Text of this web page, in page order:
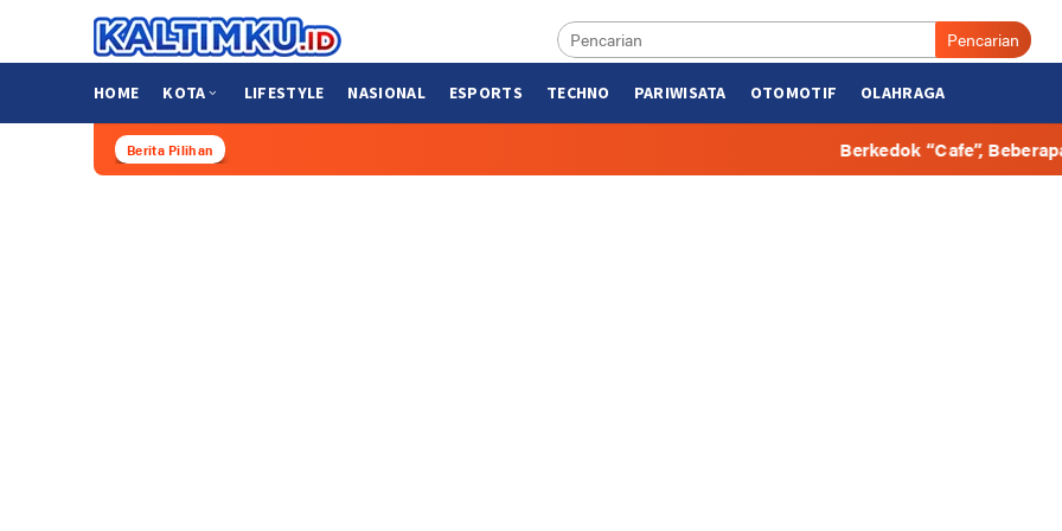
konten
Pencarian
HOME KOTA LIFESTYLE NASIONAL ESPORTS TECHNO PARIWISATA OTOMOTIF OLAHRAGA
Berita Pilihan Berkedok “Cafe”, Beberapa Hunian di